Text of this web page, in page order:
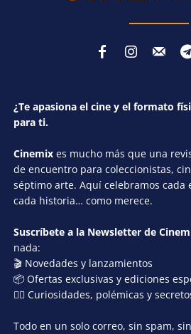
¿Te apasiona el cine y el formato
para ti.
Cinemix es mucho más que una
de encuentro para coleccionistas,
séptimo arte. Aquí celebramos cada
cada historia… como merece.
Suscríbete a la Newsletter de
nada:
🎬 Novedades y lanzamientos
📦 Ofertas exclusivas y ediciones
🕵️‍♂️ Curiosidades, polémicas y
Todo en un solo correo, sin spam,